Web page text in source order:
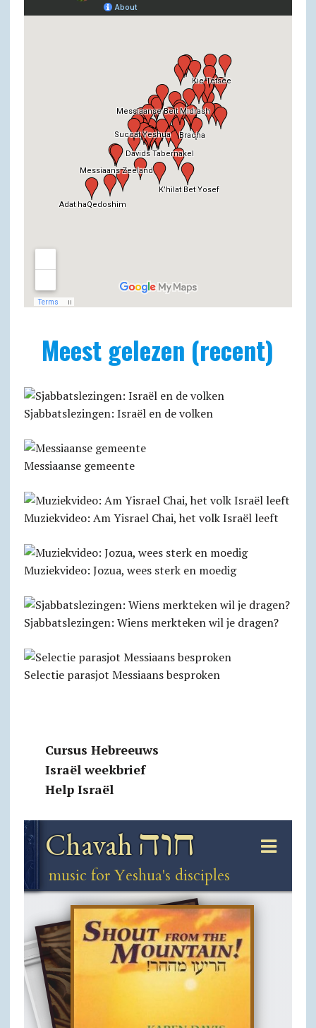
Meest gelezen (recent)
Sjabbatslezingen: Israël en de volken
Messiaanse gemeente
Muziekvideo: Am Yisrael Chai, het volk Israël leeft
Muziekvideo: Jozua, wees sterk en moedig
Sjabbatslezingen: Wiens merkteken wil je dragen?
Selectie parasjot Messiaans besproken
Cursus Hebreeuws
Israël weekbrief
Help Israël